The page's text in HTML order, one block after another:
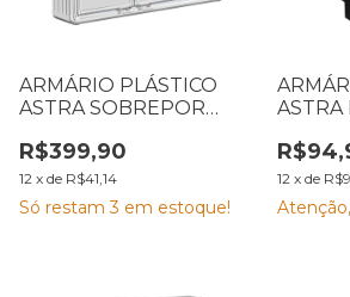
ARMÁRIO PLÁSTICO
ASTRA SOBREPOR
CM LBP 16/S
R$399,90
12 x de R$41,14
Só restam3 em estoque!
ASTRA
35 CM
PR1
12 x de